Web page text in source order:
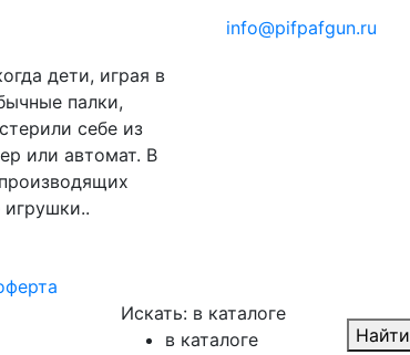
дети, играя в
палки,
себе из
или автомат. В
info@pifpafgun.ru
Искать: в каталоге
в каталоге
Найти